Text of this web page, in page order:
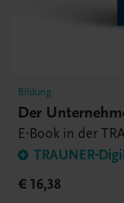
Bildung
Der
E-Book in der
TRAUNER-
€ 16,38